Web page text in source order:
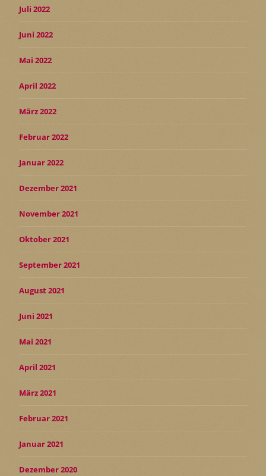
Juli 2022
Juni 2022
Mai 2022
April 2022
März 2022
Februar 2022
Januar 2022
Dezember 2021
November 2021
Oktober 2021
September 2021
August 2021
Juni 2021
Mai 2021
April 2021
März 2021
Februar 2021
Januar 2021
Dezember 2020